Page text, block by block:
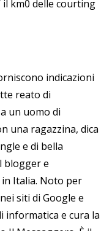
il km0 delle courting
indicazioni
reato di
un uomo di
una ragazzina, dica
e di bella
blogger e
Italia. Noto per
siti di Google e
informatica e cura la